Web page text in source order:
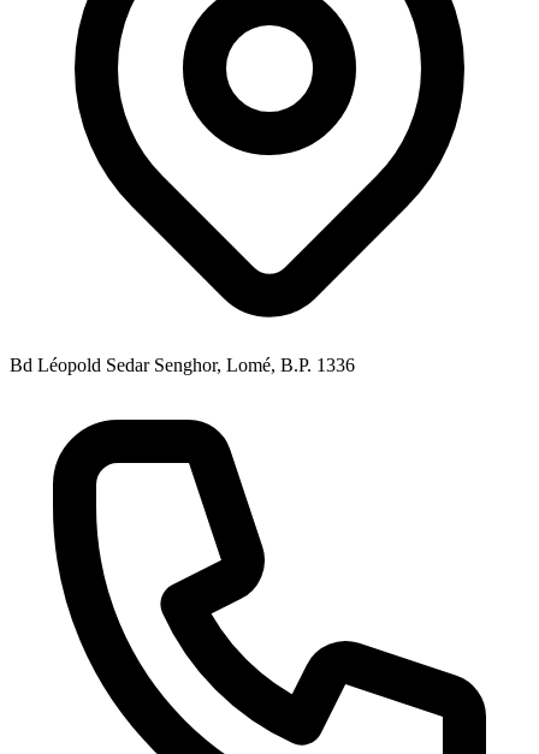
Bd Léopold Sedar Senghor, Lomé, B.P. 1336